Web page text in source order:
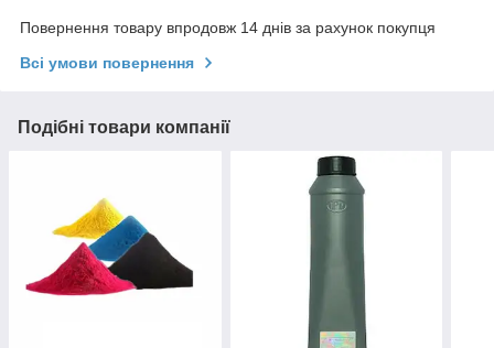
Повернення товару впродовж 14 днів за рахунок покупця
Всі умови повернення
Подібні товари компанії